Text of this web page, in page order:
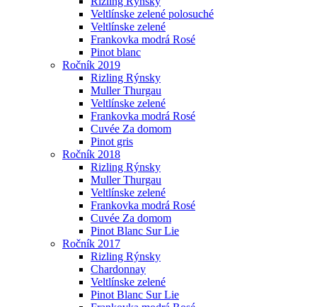
Veltlínske zelené polosuché
Veltlínske zelené
Frankovka modrá Rosé
Pinot blanc
Ročník 2019
Rizling Rýnsky
Muller Thurgau
Veltlínske zelené
Frankovka modrá Rosé
Cuvée Za domom
Pinot gris
Ročník 2018
Rizling Rýnsky
Muller Thurgau
Veltlínske zelené
Frankovka modrá Rosé
Cuvée Za domom
Pinot Blanc Sur Lie
Ročník 2017
Rizling Rýnsky
Chardonnay
Veltlínske zelené
Pinot Blanc Sur Lie